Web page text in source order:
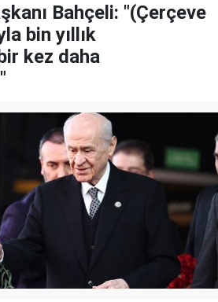
Bahçeli: "(Çerçeve
bin yıllık
kez daha